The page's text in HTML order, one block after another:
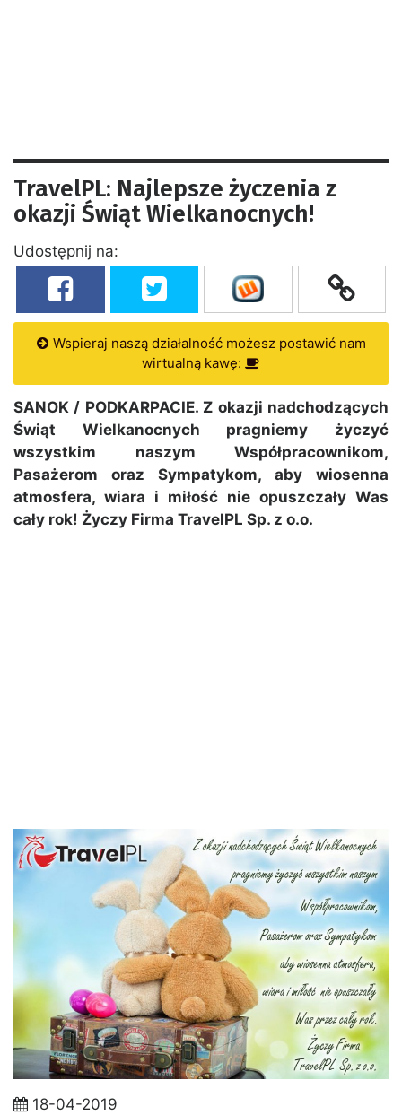
TravelPL: Najlepsze życzenia z
okazji Świąt Wielkanocnych!
Udostępnij na:
Wspieraj naszą działalność możesz postawić nam
wirtualną kawę:
SANOK / PODKARPACIE. Z okazji nadchodzących
Świąt Wielkanocnych pragniemy życzyć
wszystkim naszym Współpracownikom,
Pasażerom oraz Sympatykom, aby wiosenna
atmosfera, wiara i miłość nie opuszczały Was
cały rok! Życzy Firma TravelPL Sp. z o.o.
18-04-2019